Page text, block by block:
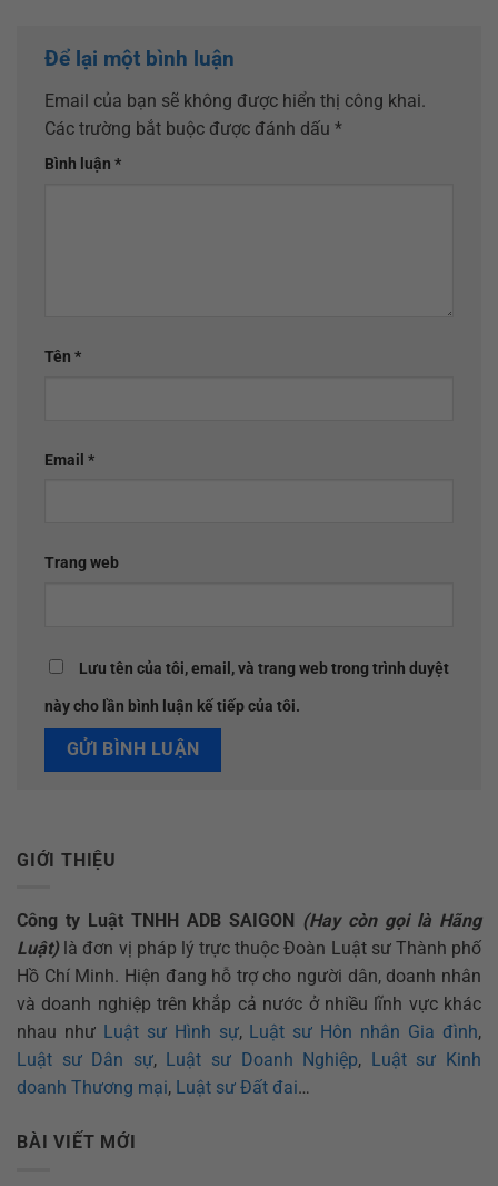
Để lại một bình luận
Email của bạn sẽ không được hiển thị công khai.
Các trường bắt buộc được đánh dấu *
Bình luận *
Tên *
Email *
Trang web
Lưu tên của tôi, email, và trang web trong trình duyệt
này cho lần bình luận kế tiếp của tôi.
GIỚI THIỆU
Công ty Luật TNHH ADB SAIGON
(Hay còn gọi là Hãng
Luật) là đơn vị pháp lý trực thuộc Đoàn Luật sư Thành phố
Hồ Chí Minh. Hiện đang hỗ trợ cho người dân, doanh nhân
và doanh nghiệp trên khắp cả nước ở nhiều lĩnh vực khác
nhau như Luật sư Hình sự, Luật sư Hôn nhân Gia đình,
Luật sư Dân sự, Luật sư Doanh Nghiệp,
Luật sư Kinh
doanh Thương mại, Luật sư Đất đai…
BÀI VIẾT MỚI